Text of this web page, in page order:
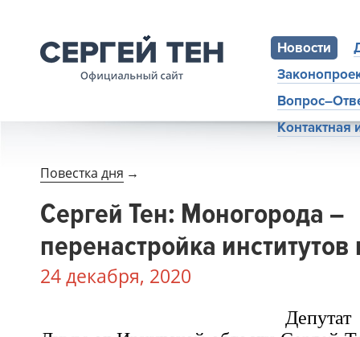
Новости
Повестка дня →
Сергей Тен: Моногорода –
перенастройка
24 декабря, 2020